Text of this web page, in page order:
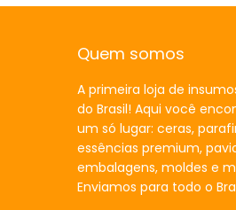
Quem somos
A primeira loja de
do Brasil! Aqui você
um só lugar: ceras,
essências premium,
embalagens, moldes e
Enviamos para todo o